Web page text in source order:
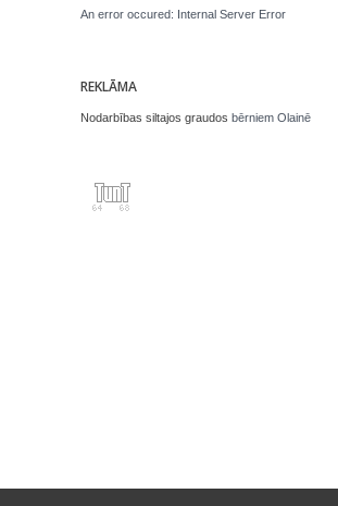
An error occured: Internal Server Error
REKLĀMA
Nodarbības siltajos graudos bērniem Olainē